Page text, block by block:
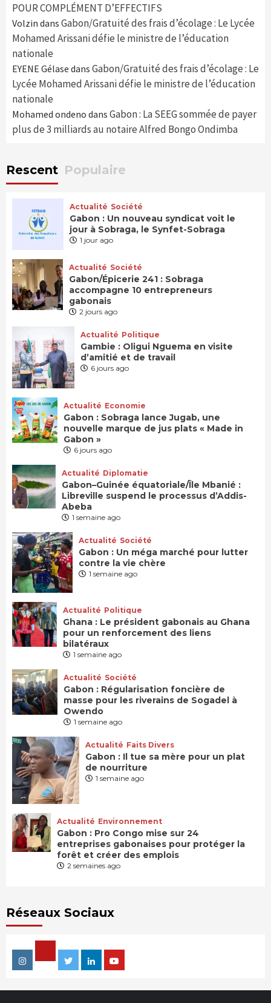
POUR COMPLÉMENT D’EFFECTIFS
Volzin dans Gabon/Gratuité des frais d’écolage : Le Lycée
Mohamed Arissani défie le ministre de l’éducation
nationale
EYENE Gélase dans Gabon/Gratuité des frais d’écolage : Le
Lycée Mohamed Arissani défie le ministre de l’éducation
nationale
Mohamed ondeno dans Gabon : La SEEG sommée de payer
plus de 3 milliards au notaire Alfred Bongo Ondimba
Rescent Populaire
Actualité Société
Gabon : Un nouveau syndicat voit le
jour à Sobraga, le Synfet-Sobraga
1 jour ago
Actualité Société
Gabon/Épicerie 241 : Sobraga
accompagne 10 entrepreneurs
gabonais
2 jours ago
Actualité Politique
Gambie : Oligui Nguema en visite
d’amitié et de travail
6 jours ago
Actualité Economie
Gabon : Sobraga lance Jugab, une
nouvelle marque de jus plats « Made in
Gabon »
6 jours ago
Actualité Diplomatie
Gabon–Guinée équatoriale/Île Mbanié :
Libreville suspend le processus d’Addis-
Abeba
1 semaine ago
Actualité Société
Gabon : Un méga marché pour lutter
contre la vie chère
1 semaine ago
Actualité Politique
Ghana : Le président gabonais au Ghana
pour un renforcement des liens
bilatéraux
1 semaine ago
Actualité Société
Gabon : Régularisation foncière de
masse pour les riverains de Sogadel à
Owendo
1 semaine ago
Actualité Faits Divers
Gabon : Il tue sa mère pour un plat
de nourriture
1 semaine ago
Actualité Environnement
Gabon : Pro Congo mise sur 24
entreprises gabonaises pour protéger la
forêt et créer des emplois
2 semaines ago
Réseaux Sociaux
Instagram
Facebook
TwitterLinkedin